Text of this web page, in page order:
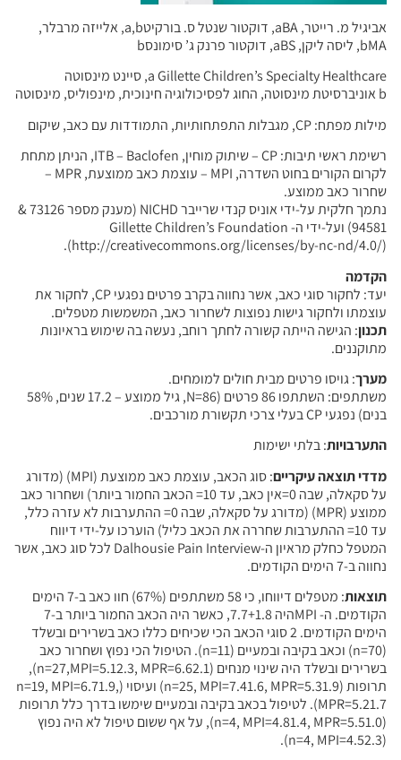
אביגיל מ. רייטר, aBA, דוקטור שנטל ס. בורקיטa,b, אלייזה מרבלר,
bMA, ליסה ליקן, aBS, דוקטור פרנק ג’ סימונסb
a Gillette Children’s Specialty Healthcare, סיינט מינסוטה
b אוניברסיטת מינסוטה, החוג לפסיכולוגיה חינוכית, מינפוליס, מינסוטה
מילות מפתח: CP, מגבלות התפתחותיות, התמודדות עם כאב, שיקום
רשימת ראשי תיבות: CP – שיתוק מוחין, ITB – Baclofen, הניתן מתחת
לקרום הקורים בחוט השדרה, MPI – עוצמת כאב ממוצעת, MPR –
שחרור כאב ממוצע.
נתמך חלקית על-ידי אוניס קנדי שרייבר NICHD (מענק מספר 73126 &
94581) ועל-ידי ה- Gillette Children’s Foundation
(http://creativecommons.org/licenses/by-nc-nd/4.0/).
הקדמה
יעד: לחקור סוגי כאב, אשר נחווה בקרב פרטים נפגעי CP, לחקור את
עוצמתו ולחקור גישות נפוצות לשחרור כאב, המשמשות מטפלים.
תכנון: הגישה הייתה קשורה לחתך רוחב, נעשה בה שימוש בראיונות
מתוקננים.
מערך: גויסו פרטים מבית חולים למומחים.
משתתפים: השתתפו 86 פרטים (N=86, גיל ממוצע – 17.2 שנים, 58%
בנים) נפגעי CP בעלי צרכי תקשורת מורכבים.
התערבויות: בלתי ישימות
מדדי תוצאה עיקריים
: סוג הכאב, עוצמת כאב ממוצעת (MPI) (מדורג
על סקאלה, שבה 0=אין כאב, עד 10= הכאב החמור ביותר) ושחרור כאב
ממוצע (MPR) (מדורג על סקאלה, שבה 0= ההתערבות לא עזרה כלל,
עד 10= ההתערבות שחררה את הכאב כליל) הוערכו על-ידי דיווח
המטפל כחלק מראיון ה-Dalhousie Pain Interview לכל סוג כאב, אשר
נחווה ב-7 הימים הקודמים.
תוצאות
: מטפלים דיווחו, כי 58 משתתפים (67%) חוו כאב ב-7 הימים
הקודמים. ה- MPIהיה 7.7+1.8, כאשר היה הכאב החמור ביותר ב-7
הימים הקודמים. 2 סוגי הכאב הכי שכיחים כללו כאב בשרירים ובשלד
(n=70) וכאב בקיבה ובמעיים (n=11). הטיפול הכי נפוץ ושחרור כאב
בשרירים ובשלד היה שינוי מנחים (n=27,MPI=5.12.3, MPR=6.62.1),
תרופות (n=25, MPI=7.41.6, MPR=5.31.9) ועיסוי (n=19, MPI=6.71.9,
MPR=5.21.7). לטיפול בכאב בקיבה ובמעיים שימשו בדרך כלל תרופות
(n=4, MPI=4.81.4, MPR=5.51.0), על אף ששום טיפול לא היה נפוץ
(n=4, MPI=4.52.3).